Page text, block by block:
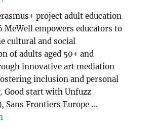
project adult education
MeWell empowers educators to
cultural and social
of adults aged 50+ and
innovative art mediation
inclusion and personal
Good start with Unfuzz
Sans Frontiers Europe …
project adult education“